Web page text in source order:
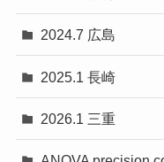
2024.7 広島
2025.1 長崎
2026.1 三重